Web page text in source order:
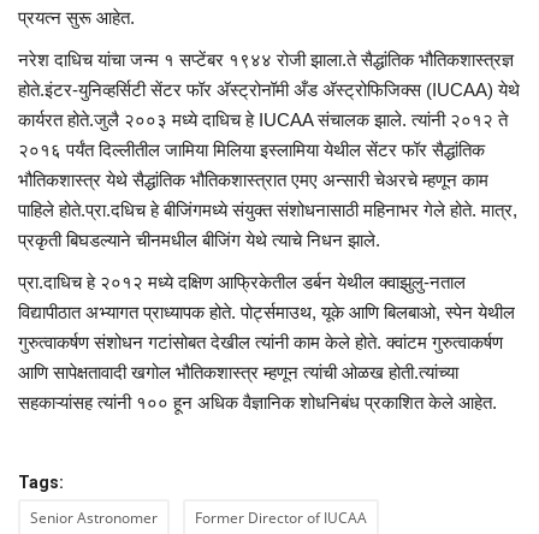
प्रयत्न सुरू आहेत.
नरेश दाधिच यांचा जन्म १ सप्टेंबर १९४४ रोजी झाला.ते सैद्धांतिक भौतिकशास्त्रज्ञ
होते.इंटर-युनिव्हर्सिटी सेंटर फॉर अ‍ॅस्ट्रोनॉमी अँड अ‍ॅस्ट्रोफिजिक्स (IUCAA) येथे
कार्यरत होते.जुलै २००३ मध्ये दाधिच हे IUCAA संचालक झाले. त्यांनी २०१२ ते
२०१६ पर्यंत दिल्लीतील जामिया मिलिया इस्लामिया येथील सेंटर फॉर सैद्धांतिक
भौतिकशास्त्र येथे सैद्धांतिक भौतिकशास्त्रात एमए अन्सारी चेअरचे म्हणून काम
पाहिले होते.प्रा.दधिच हे बीजिंगमध्ये संयुक्त संशोधनासाठी महिनाभर गेले होते. मात्र,
प्रकृती बिघडल्याने चीनमधील बीजिंग येथे त्याचे निधन झाले.
प्रा.दाधिच हे २०१२ मध्ये दक्षिण आफ्रिकेतील डर्बन येथील क्वाझुलु-नताल
विद्यापीठात अभ्यागत प्राध्यापक होते. पोर्ट्समाउथ, यूके आणि बिलबाओ, स्पेन येथील
गुरुत्वाकर्षण संशोधन गटांसोबत देखील त्यांनी काम केले होते. क्वांटम गुरुत्वाकर्षण
आणि सापेक्षतावादी खगोल भौतिकशास्त्र म्हणून त्यांची ओळख होती.त्यांच्या
सहकाऱ्यांसह त्यांनी १०० हून अधिक वैज्ञानिक शोधनिबंध प्रकाशित केले आहेत.
Tags:
Senior Astronomer Former Director of IUCAA